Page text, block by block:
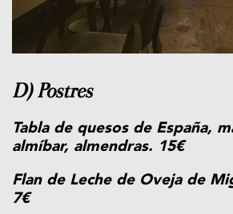
D) Postres
Tabla de quesos de España,
almíbar, almendras. 15€
Flan de Leche de Oveja de
7€